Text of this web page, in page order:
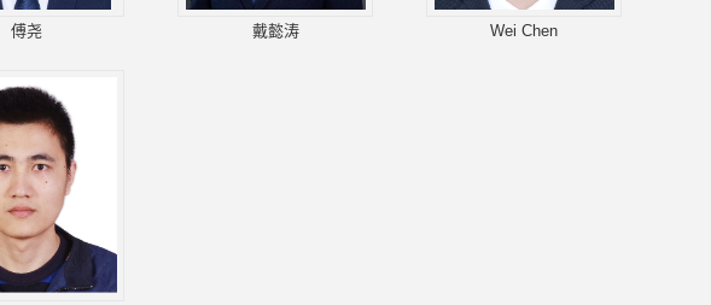
傅尧 戴懿涛 Wei Chen